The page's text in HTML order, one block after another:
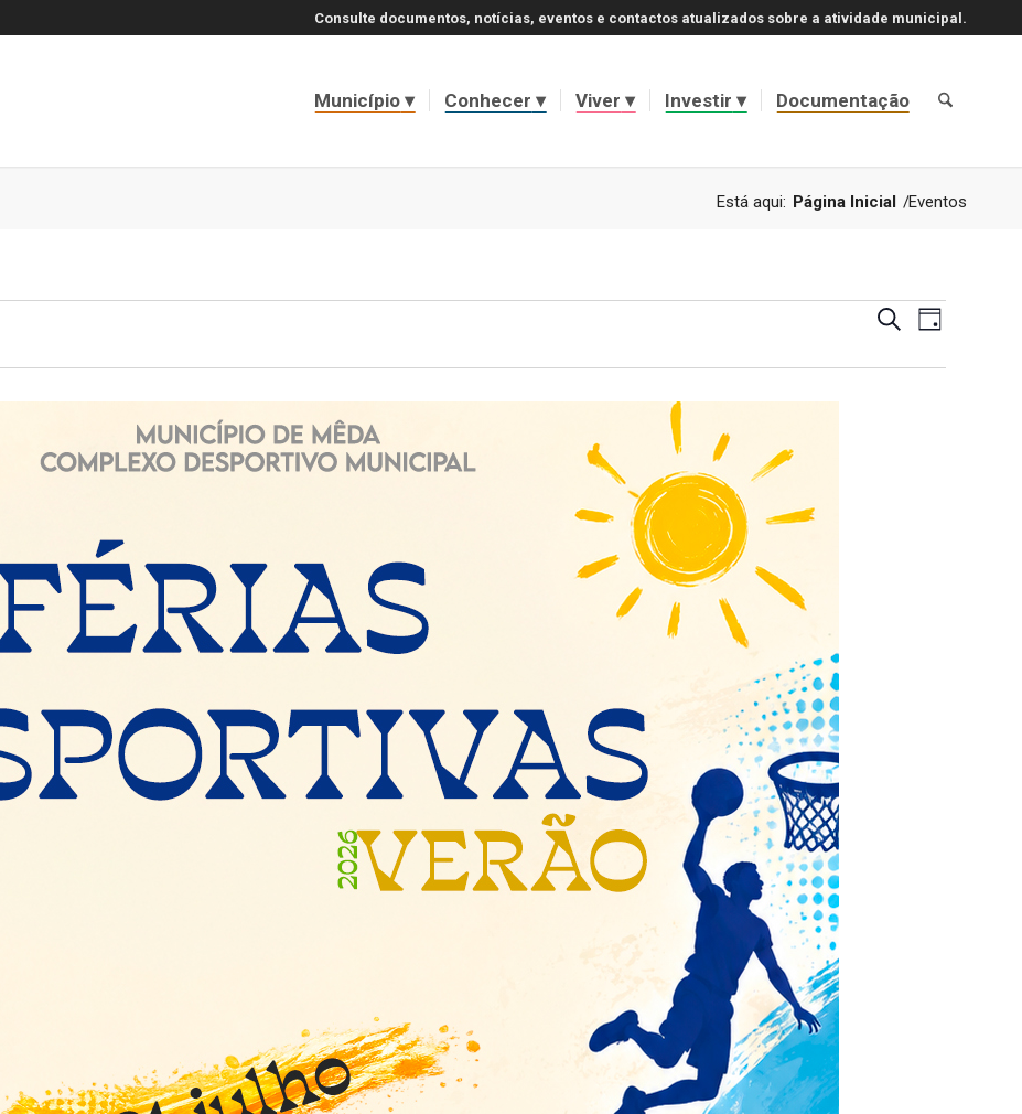
Consulte documentos, notícias, eventos e contactos atualizados sobre a atividade municipal.
Município Conhecer Viver Investir Documentação
Está aqui: Página Inicial /Eventos
PesquisarNavegação
de
de
Dia